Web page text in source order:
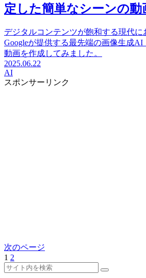
定した簡単なシーンの動
デジタルコンテンツが飽和する現代
Googleが提供する最先端の画像生成
動画を作成してみました。
2025.06.22
AI
スポンサーリンク
次のページ
1 2
へ